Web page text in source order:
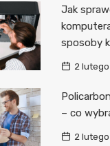
Jak
sposoby
2
– co
2